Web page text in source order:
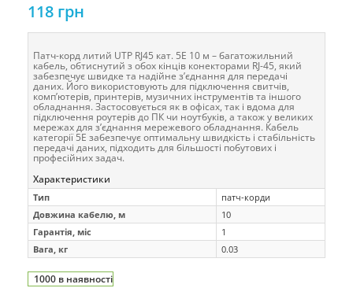
118 грн
Патч-корд литий UTP RJ45 кат. 5Е 10 м – багатожильний
кабель, обтиснутий з обох кінців конекторами RJ-45, який
забезпечує швидке та надійне з’єднання для передачі
даних. Його використовують для підключення свитчів,
комп’ютерів, принтерів, музичних інструментів та іншого
обладнання. Застосовується як в офісах, так і вдома для
підключення роутерів до ПК чи ноутбуків, а також у великих
мережах для з’єднання мережевого обладнання. Кабель
категорії 5E забезпечує оптимальну швидкість і стабільність
передачі даних, підходить для більшості побутових і
професійних задач.
Характеристики
Тип
патч-корди
Довжина кабелю, м
10
Гарантія, міс
1
Вага, кг
0.03
1000 в наявності